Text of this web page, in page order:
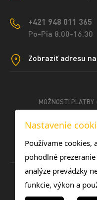
+421 948 011 365
Po-Pia 8.00-16.30
Zobraziť adresu
MOŽNOSTI PLATBY
Nastavenie
Používame cookies,
pohodlné
analýze prevádzky
funkcie, výkon a